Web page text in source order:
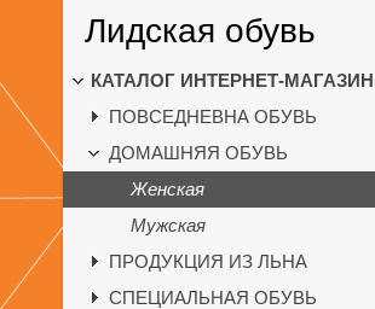
Лидская обувь
КАТАЛОГ ИНТЕРНЕТ-МАГАЗИН
ПОВСЕДНЕВНА ОБУВЬ
ДОМАШНЯЯ ОБУВЬ
Женская
Мужская
ПРОДУКЦИЯ ИЗ ЛЬНА
СПЕЦИАЛЬНАЯ ОБУВЬ